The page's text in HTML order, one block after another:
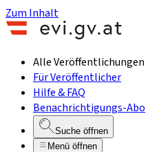
Zum Inhalt
Alle Veröffentlichungen
Für Veröffentlicher
Hilfe & FAQ
Benachrichtigungs-Abo
Suche öffnen
Menü öffnen